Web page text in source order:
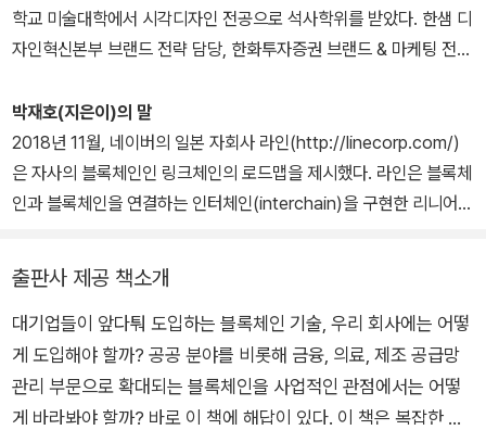
학교 미술대학에서 시각디자인 전공으로 석사학위를 받았다. 한샘 디
자인혁신본부 브랜드 전략 담당, 한화투자증권 브랜드 & 마케팅 전략
정을 모두 진행한 경력이 있다. 국내외 유명 브랜드 50여개 네이밍
개발부터, 디자인 컨셉 및 마케팅 전략까지 브랜드 개발을 총괄했다.
피치파이브에서 브랜딩과 마케팅을 담당하고 있다.
박재호(지은이)의 말
2018년 11월, 네이버의 일본 자회사 라인(http://linecorp.com/)
은 자사의 블록체인인 링크체인의 로드맵을 제시했다. 라인은 블록체
인과 블록체인을 연결하는 인터체인(interchain)을 구현한 리니어
할 계획을 공개했으며, 링크에서 동작하는 분산 애플리케이션의 단계
별 온체인(on-chain)화 전략을 다음과 같이 정리했다.
1. 링크체인의 기반 코인인 링크(LINK)를 활용한 사용자 기여 보상
2. 서비스 내 링크 결제와 유틸리티 토큰 기능 제공
3. 아이템과 컨텐츠 가치에 대한 토큰화
이렇게 블록체인에 붙어 있는 분산 애플리케이션의 수를 늘리면서 점
출판사 제공 책소개
대기업들이 앞다퉈 도입하는 블록체인 기술, 우리 회사에는 어떻
게 도입해야 할까? 공공 분야를 비롯해 금융, 의료, 제조 공급망
관리 부문으로 확대되는 블록체인을 사업적인 관점에서는 어떻
게 바라봐야 할까? 바로 이 책에 해답이 있다. 이 책은 복잡한 수